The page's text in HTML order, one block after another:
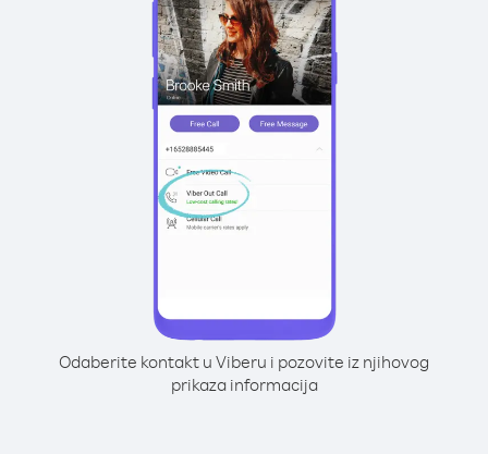
Odaberite kontakt u Viberu i pozovite iz njihovog
prikaza informacija